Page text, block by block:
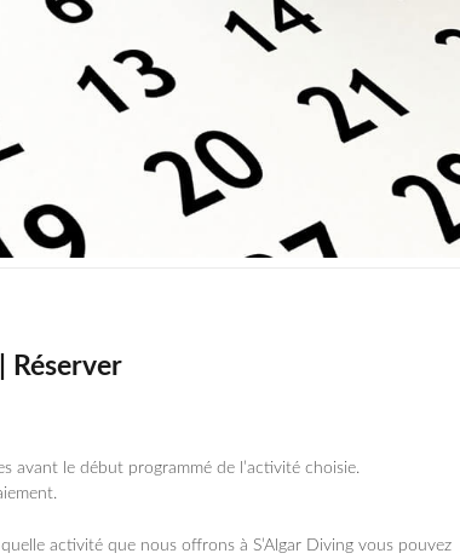
Réserver
avant le début programmé de l’activité choisie.
activité que nous offrons à S’Algar Diving vous pouvez